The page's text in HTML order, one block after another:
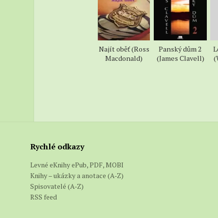
řídil rozkazy,
vydává za
stačil říct
nemyslím,
„Howell
podezření,
najevo, že
něco
Najít oběť (Ross
Macdonald)
Panský dům 2
(James Clavell)
Rychlé odkazy
Levné eKnihy ePub, PDF, MOBI
Knihy – ukázky a anotace (A-Z)
Spisovatelé (A-Z)
RSS feed